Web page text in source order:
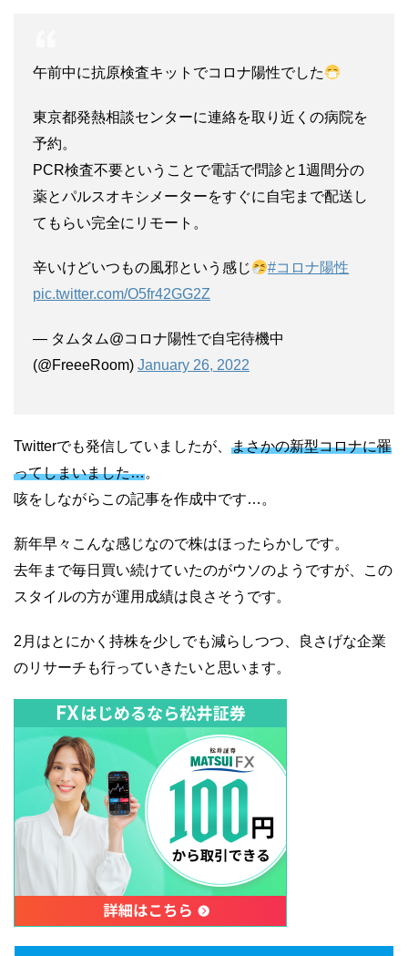
午前中に抗原検査キットでコロナ陽性でした
東京都発熱相談センターに連絡を取り近くの病院を
予約。
PCR検査不要ということで電話で問診と1週間分の
薬とパルスオキシメーターをすぐに自宅まで配送し
てもらい完全にリモート。
辛いけどいつもの風邪という感じ
#コロナ陽性
pic.twitter.com/O5fr42GG2Z
— タムタム@コロナ陽性で自宅待機中
(@FreeeRoom) January 26, 2022
Twitterでも発信していましたが、 まさかの新型コロナに罹
ってしまいました…。
咳をしながらこの記事を作成中です…。
新年早々こんな感じなので株はほったらかしです。
去年まで毎日買い続けていたのがウソのようですが、この
スタイルの方が運用成績は良さそうです。
2月はとにかく持株を少しでも減らしつつ、良さげな企業
のリサーチも行っていきたいと思います。